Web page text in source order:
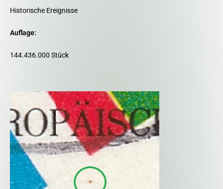
Historische Ereignisse
Auflage:
144.436.000 Stück